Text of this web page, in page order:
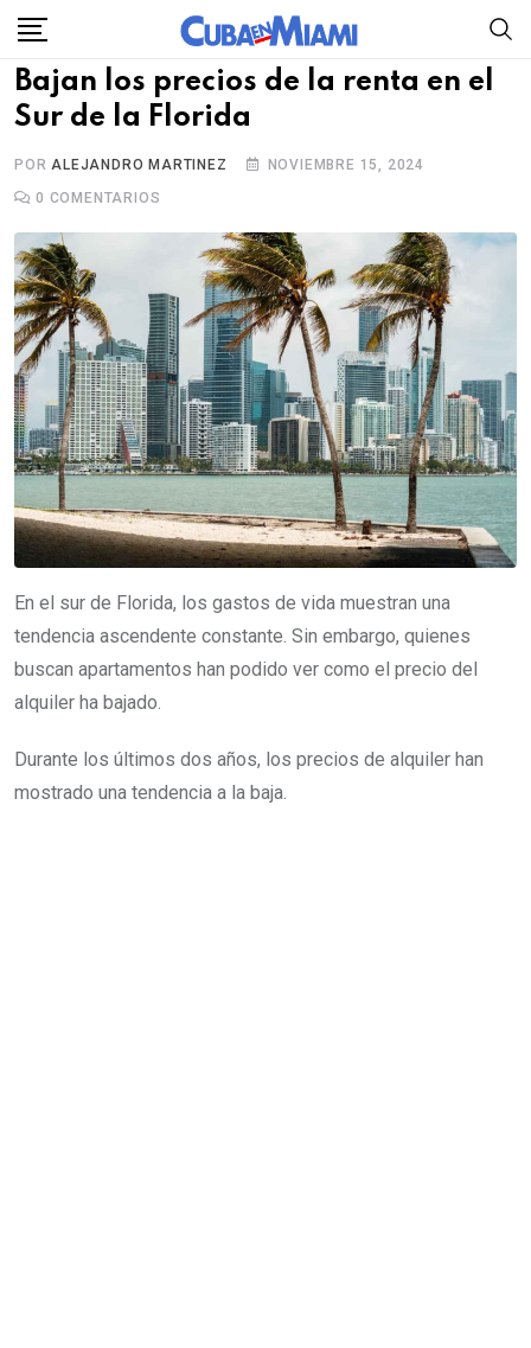
Skip
content
Bajan los precios de la renta en el
Sur de la Florida
PORALEJANDRO MARTINEZ
NOVIEMBRE 15, 2024
0 COMENTARIOS
En el sur de Florida, los gastos de vida muestran una
tendencia ascendente constante. Sin embargo, quienes
buscan apartamentos han podido ver como el precio del
alquiler ha bajado.
Durante los últimos dos años, los precios de alquiler han
mostrado una tendencia a la baja.